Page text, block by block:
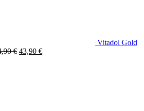
Vitadol Gold
€ Original
43,90 €Current